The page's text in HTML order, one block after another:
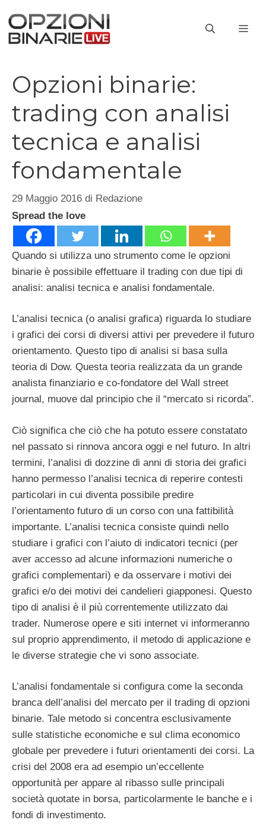
contenuto
Opzioni binarie:
trading con analisi
tecnica e analisi
fondamentale
29 Maggio 2016 di Redazione
Spread the love
Quando si utilizza uno strumento come le opzioni
binarie è possibile effettuare il trading con due tipi di
analisi: analisi tecnica e analisi fondamentale.
L’analisi tecnica (o analisi grafica) riguarda lo studiare
i grafici dei corsi di diversi attivi per prevedere il futuro
orientamento. Questo tipo di analisi si basa sulla
teoria di Dow. Questa teoria realizzata da un grande
analista finanziario e co-fondatore del Wall street
journal, muove dal principio che il “mercato si ricorda”.
Ciò significa che ciò che ha potuto essere constatato
nel passato si rinnova ancora oggi e nel futuro. In altri
termini, l’analisi di dozzine di anni di storia dei grafici
hanno permesso l’analisi tecnica di reperire contesti
particolari in cui diventa possibile predire
l’orientamento futuro di un corso con una fattibilità
importante. L’analisi tecnica consiste quindi nello
studiare i grafici con l’aiuto di indicatori tecnici (per
aver accesso ad alcune informazioni numeriche o
grafici complementari) e da osservare i motivi dei
grafici e/o dei motivi dei candelieri giapponesi. Questo
tipo di analisi è il più correntemente utilizzato dai
trader. Numerose opere e siti internet vi informeranno
sul proprio apprendimento, il metodo di applicazione e
le diverse strategie che vi sono associate.
L’analisi fondamentale si configura come la seconda
branca dell’analisi del mercato per il trading di opzioni
binarie. Tale metodo si concentra esclusivamente
sulle statistiche economiche e sul clima economico
globale per prevedere i futuri orientamenti dei corsi. La
crisi del 2008 era ad esempio un’eccellente
opportunità per appare al ribasso sulle principali
società quotate in borsa, particolarmente le banche e i
fondi di investimento.